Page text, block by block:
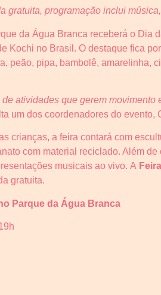
gratuita, programação inclui
da Água Branca receberá o Dia
Kochi no Brasil. O destaque fica
peão, pipa, bambolê, amarelinha,
atividades que gerem
um dos coordenadores do evento,
crianças, a feira contará com
com material reciclado. Além
musicais ao vivo. A
gratuita.
Parque da Água Branca